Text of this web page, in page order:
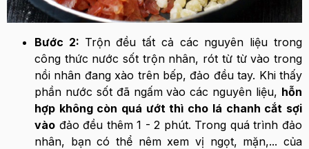
Bước 2: Trộn đều tất cả các nguyên liệu trong
công thức nước sốt trộn nhân, rót từ từ vào trong
nồi nhân đang xào trên bếp, đảo đều tay. Khi thấy
phần nước sốt đã ngấm vào các nguyên liệu, hỗn
hợp không còn quá ướt thì cho lá chanh cắt sợi
vào đảo đều thêm 1 - 2 phút. Trong quá trình đảo
nhân, bạn có thể nêm xem vị ngọt, mặn,... của